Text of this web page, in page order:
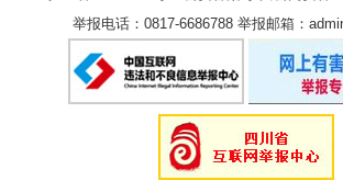
举报电话：0817-6686788 举报邮箱：